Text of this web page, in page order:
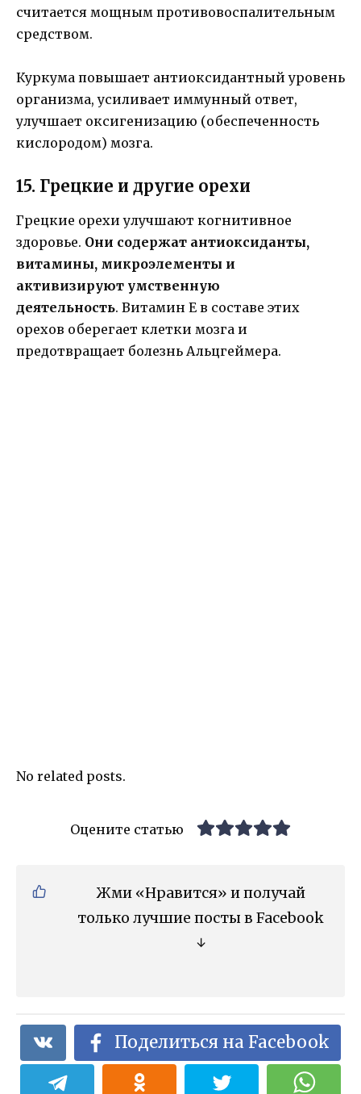
считается мощным противовоспалительным
средством.
Куркума повышает антиоксидантный уровень
организма, усиливает иммунный ответ,
улучшает оксигенизацию (обеспеченность
кислородом) мозга.
15. Грецкие и другие орехи
Грецкие орехи улучшают когнитивное
здоровье. Они содержат антиоксиданты,
витамины, микроэлементы и
активизируют умственную
деятельность. Витамин Е в составе этих
орехов оберегает клетки мозга и
предотвращает болезнь Альцгеймера.
No related posts.
Оцените статью
Жми «Нравится» и получай
только лучшие посты в Facebook
↓
Поделиться на Facebook